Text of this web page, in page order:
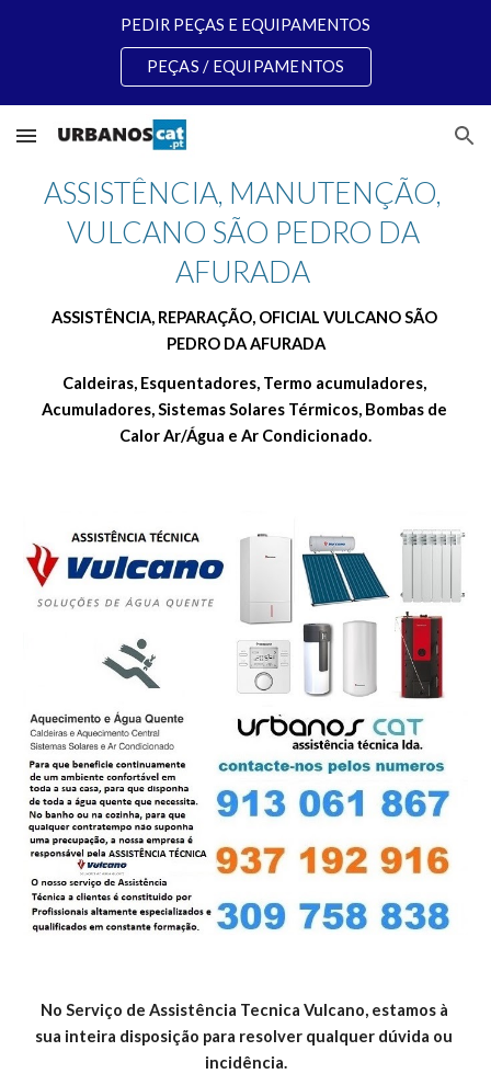
PEDIR PEÇAS E EQUIPAMENTOS
PEÇAS / EQUIPAMENTOS
ASSISTÊNCIA, MANUTENÇÃO,
VULCANO SÃO PEDRO DA
AFURADA
ASSISTÊNCIA, REPARAÇÃO, OFICIAL VULCANO SÃO
PEDRO DA AFURADA
Caldeiras, Esquentadores, Termo acumuladores,
Acumuladores, Sistemas Solares Térmicos, Bombas de
Calor Ar/Água e Ar Condicionado.
No Serviço de Assistência Tecnica Vulcano, estamos à
sua inteira disposição para resolver qualquer dúvida ou
incidência.